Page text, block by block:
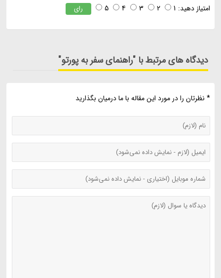
امتیاز دهید: 1
2
3
4
5 رای
دیدگاه های مرتبط با "راهنمای سفر به پورتو"
* نظرتان را در مورد این مقاله با ما درمیان بگذارید